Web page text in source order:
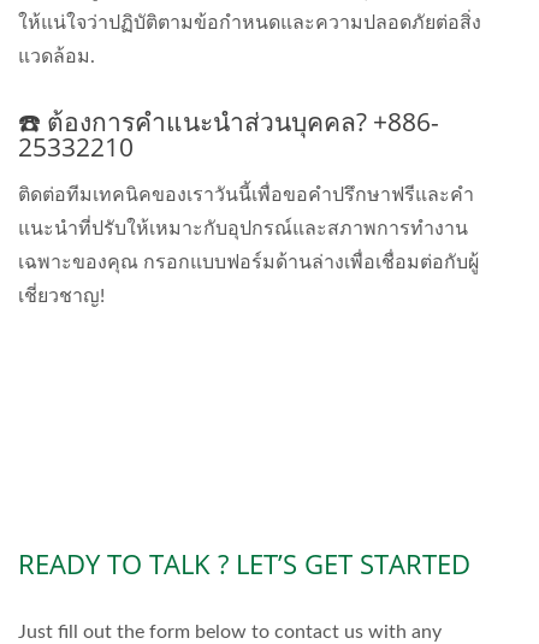
ให้แน่ใจว่าปฏิบัติตามข้อกำหนดและความปลอดภัยต่อสิ่ง
แวดล้อม.
☎️ ต้องการคำแนะนำส่วนบุคคล? +886-
25332210
ติดต่อทีมเทคนิคของเราวันนี้เพื่อขอคำปรึกษาฟรีและคำ
แนะนำที่ปรับให้เหมาะกับอุปกรณ์และสภาพการทำงาน
เฉพาะของคุณ กรอกแบบฟอร์มด้านล่างเพื่อเชื่อมต่อกับผู้
เชี่ยวชาญ!